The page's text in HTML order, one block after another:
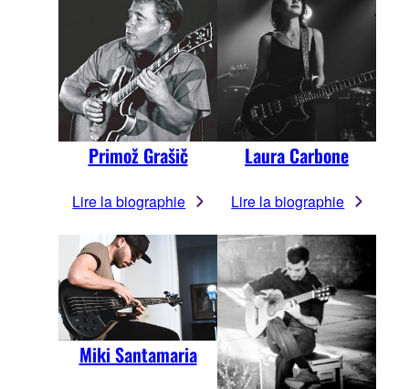
Primož Grašič
Lire la biographie
Laura Carbone
Lire la biographie
Miki Santamaria